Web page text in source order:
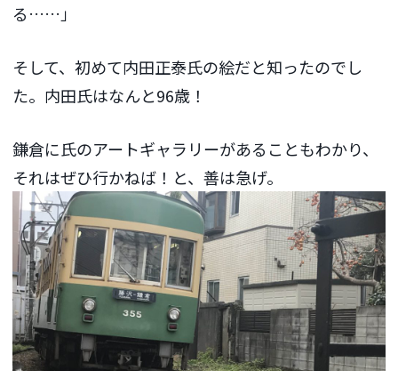
る……」
そして、初めて内田正泰氏の絵だと知ったのでし
た。内田氏はなんと96歳！
鎌倉に氏のアートギャラリーがあることもわかり、
それはぜひ行かねば！と、善は急げ。